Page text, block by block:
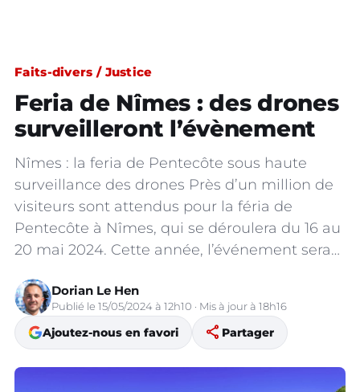
Faits-divers / Justice
Feria de Nîmes : des drones
surveilleront l’évènement
Nîmes : la feria de Pentecôte sous haute
surveillance des drones Près d’un million de
visiteurs sont attendus pour la féria de
Pentecôte à Nîmes, qui se déroulera du 16 au
20 mai 2024. Cette année, l’événement sera…
Dorian Le Hen
Publié le 15/05/2024 à 12h10 · Mis à jour à 18h16
Ajoutez-nous en favori share Partager